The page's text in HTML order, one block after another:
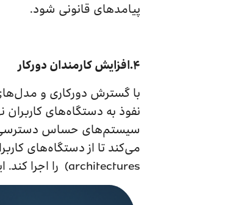
پیامدهای قانونی شود.
۴.افزایش کارمندان دورکار
با گسترش دورکاری و
سیستم‌های حساس دسترسی
architectures) را اجرا کند. این اقدامات باعث می‌شوند کارمندان دورکار، کمتر به اهدافی جذاب برای مهاجمان تبدیل شوند.